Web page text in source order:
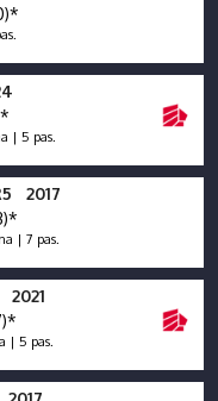
| 5 pas.
2017
| 7 pas.
2021
| 5 pas.